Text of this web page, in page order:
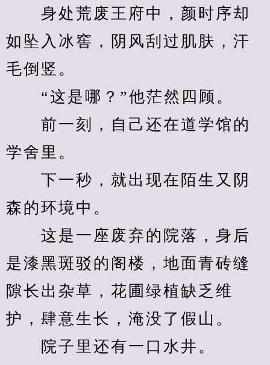
身处荒废王府中，颜时序却
如坠入冰窖，阴风刮过肌肤，汗
毛倒竖。
“这是哪？”他茫然四顾。
前一刻，自己还在道学馆的
学舍里。
下一秒，就出现在陌生又阴
森的环境中。
这是一座废弃的院落，身后
是漆黑斑驳的阁楼，地面青砖缝
隙长出杂草，花圃绿植缺乏维
护，肆意生长，淹没了假山。
院子里还有一口水井。